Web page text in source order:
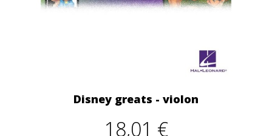
Disney greats - violon
18,01 €